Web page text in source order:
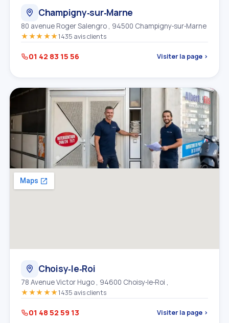
Champigny‑sur‑Marne
80 avenue Roger Salengro , 94500 Champigny‑sur‑Marne
★★★★★1435 avis clients
01 42 83 15 56 Visiter la page ›
Choisy‑le‑Roi
78 Avenue Victor Hugo , 94600 Choisy‑le‑Roi ,
★★★★★1435 avis clients
01 48 52 59 13 Visiter la page ›